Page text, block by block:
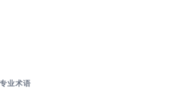
专业术语